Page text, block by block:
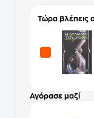
Τώρα βλέπεις
Αγόρασε μαζί